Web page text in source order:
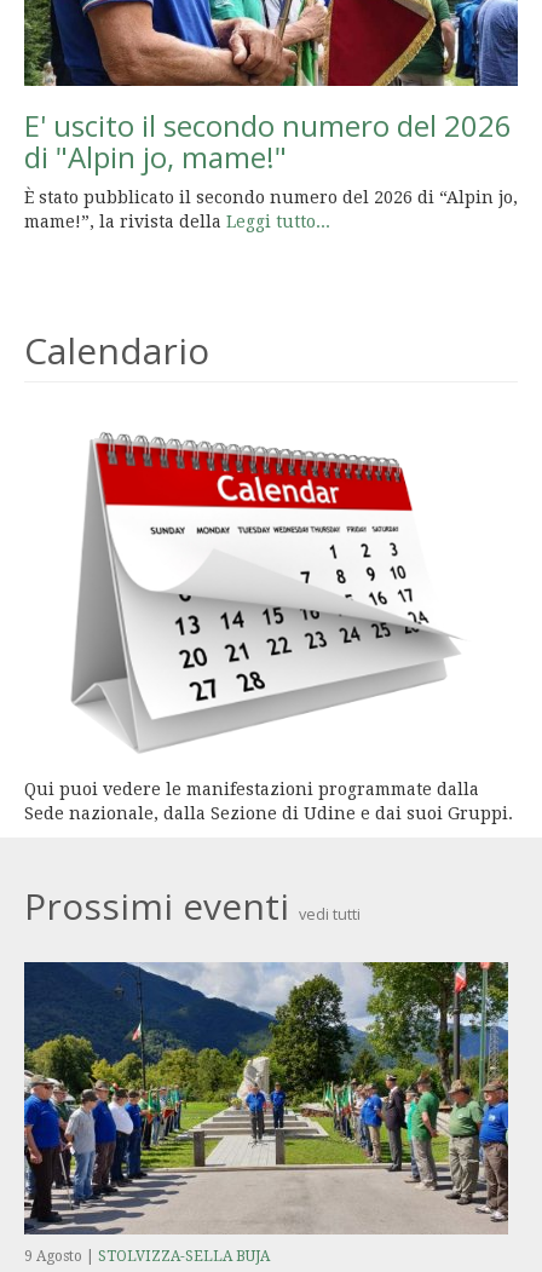
E' uscito il secondo numero del 2026
di "Alpin jo, mame!"
È stato pubblicato il secondo numero del 2026 di “Alpin jo,
mame!”, la rivista della Leggi tutto...
Calendario
Qui puoi vedere le manifestazioni programmate dalla
Sede nazionale, dalla Sezione di Udine e dai suoi Gruppi.
Prossimi eventi vedi tutti
9 Agosto STOLVIZZA-SELLA BUJA